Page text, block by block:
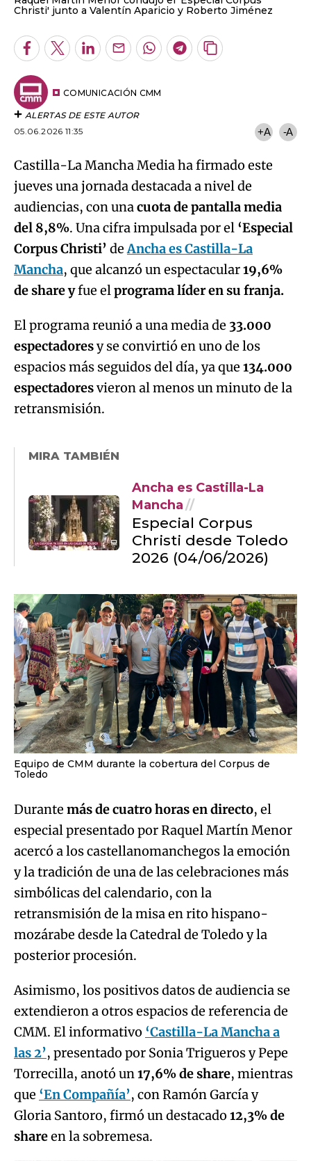
Christi' junto a Valentín Aparicio y Roberto Jiménez
Facebook
TwitterLinkedInEnviarWhatsapp
Telegram
Copiar
COMUNICACIÓN CMM
ALERTAS DE ESTE AUTOR
05.06.2026 11:35
+A -A
Castilla-La Mancha Media ha firmado este
jueves una jornada destacada a nivel de
audiencias, con unacuota de pantalla media
del 8,8%. Una cifra impulsada por el ‘Especial
Corpus Christi’ deAncha es Castilla-La
Mancha, que alcanzó un espectacular19,6%
de share yfue elprograma líder en su franja.
El programa reunió a una media de 33.000
espectadoresy se convirtió en uno de los
espacios más seguidos del día, ya que 134.000
espectadoresvieron al menos un minuto de la
retransmisión.
MIRA TAMBIÉN
Ancha es Castilla-La
Mancha
Especial Corpus
Christi desde Toledo
2026 (04/06/2026)
Equipo de CMM durante la cobertura del Corpus de
Toledo
Durante más de cuatro horas en directo, el
especial presentado por Raquel Martín Menor
acercó a los castellanomanchegos la emoción
y la tradición de una de las celebraciones más
simbólicas del calendario, con la
retransmisión de la misa en rito hispano-
mozárabe desde la Catedral de Toledo y la
posterior procesión.
Asimismo, los positivos datos de audiencia se
extendieron a otros espacios de referencia de
CMM. El informativo ‘Castilla-La Mancha a
las 2’, presentado por Sonia Trigueros y Pepe
Torrecilla, anotó un17,6% de share, mientras
que ‘En Compañía’, con Ramón García y
Gloria Santoro, firmó un destacado 12,3% de
shareen la sobremesa.